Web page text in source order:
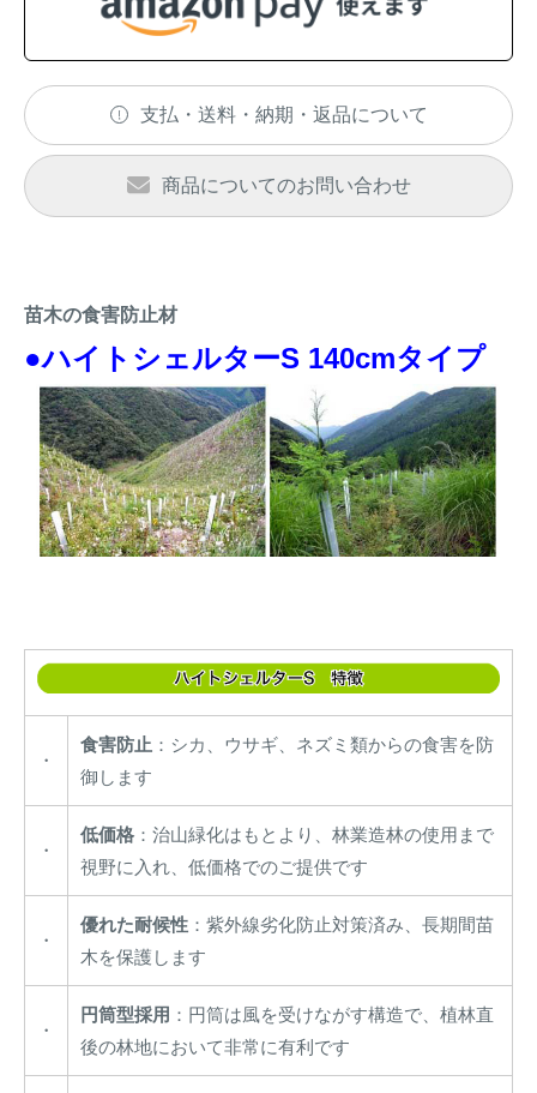
支払・送料・納期・返品について
商品についてのお問い合わせ
苗木の食害防止材
●ハイトシェルターS 140cmタイプ
・
食害防止 ：シカ、ウサギ、ネズミ類からの食害を防
御します
・
低価格 ：治山緑化はもとより、林業造林の使用まで
視野に入れ、低価格でのご提供です
・
優れた耐候性 ：紫外線劣化防止対策済み、長期間苗
木を保護します
・
円筒型採用 ：円筒は風を受けながす構造で、植林直
後の林地において非常に有利です
閉じる